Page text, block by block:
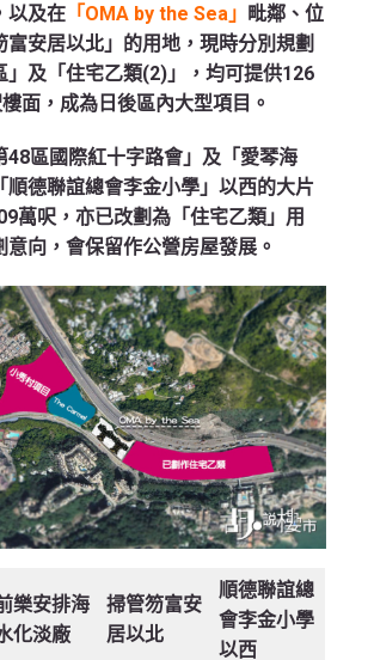
以及在 「OMA by the Sea」 毗鄰、位
富安居以北」的用地，現時分別規劃
」及「住宅乙類(2)」，均可提供126
面，成為日後區內大型項目。
48區國際紅十字路會」及「愛琴海
順德聯誼總會李金小學」以西的大片
萬呎，亦已改劃為「住宅乙類」用
向，會保留作公營房屋發展。
樂安排海
化淡廠
掃管笏富安
居以北
順德聯誼總
會李金小學
以西